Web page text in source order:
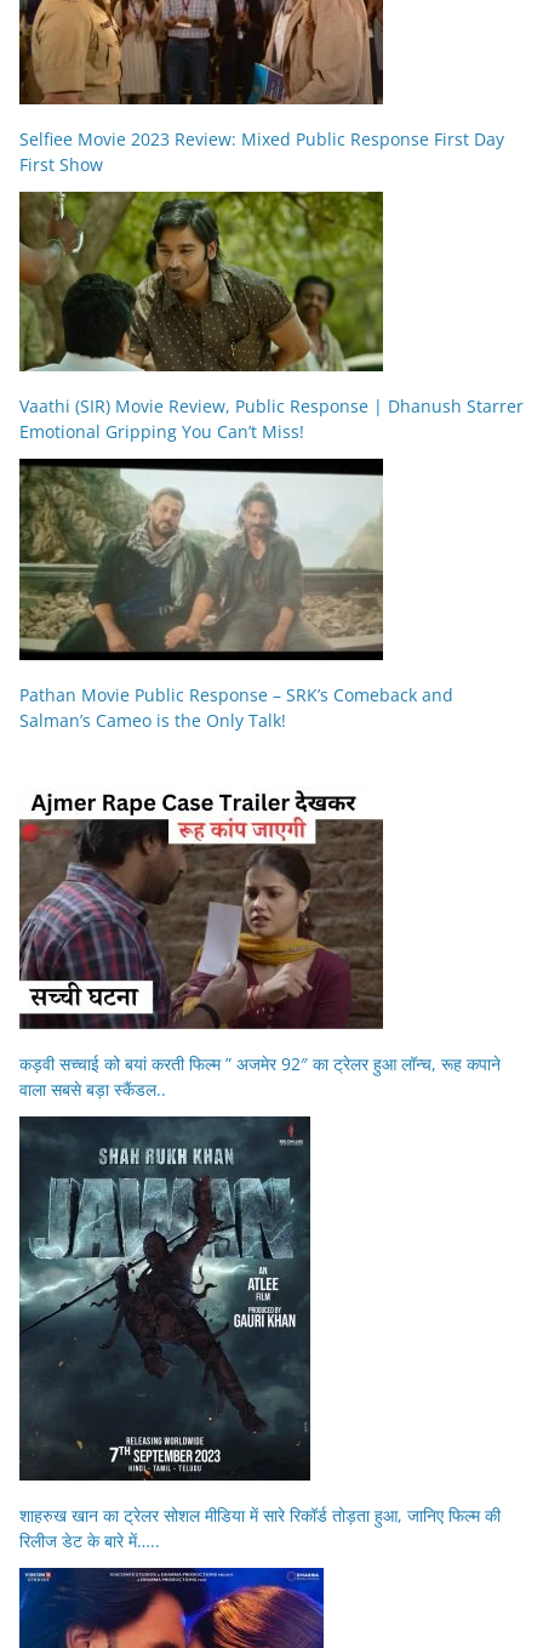
Selfiee Movie 2023 Review: Mixed Public Response First Day
First Show
Vaathi (SIR) Movie Review, Public Response | Dhanush Starrer
Emotional Gripping You Can’t Miss!
Pathan Movie Public Response – SRK’s Comeback and
Salman’s Cameo is the Only Talk!
कड़वी सच्चाई को बयां करती फिल्म ” अजमेर 92″ का ट्रेलर हुआ लॉन्च, रूह कपाने
वाला सबसे बड़ा स्कैंडल..
शाहरुख खान का ट्रेलर सोशल मीडिया में सारे रिकॉर्ड तोड़ता हुआ, जानिए फिल्म की
रिलीज डेट के बारे में…..